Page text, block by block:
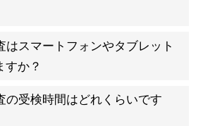
はスマートフォンやタブレット
すか？
の受検時間はどれくらいです